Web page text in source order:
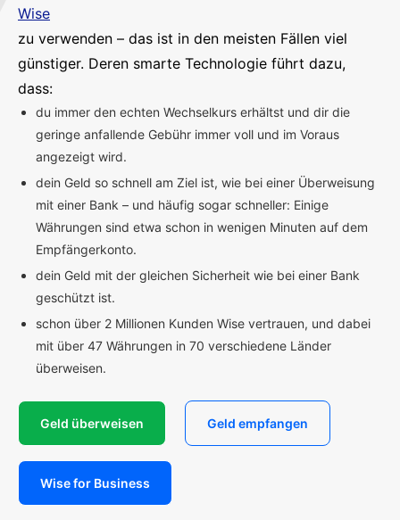
Wise
zu verwenden – das ist in den meisten Fällen viel
günstiger. Deren smarte Technologie führt dazu,
dass:
du immer den echten Wechselkurs erhältst und dir die
geringe anfallende Gebühr immer voll und im Voraus
angezeigt wird.
dein Geld so schnell am Ziel ist, wie bei einer Überweisung
mit einer Bank – und häufig sogar schneller: Einige
Währungen sind etwa schon in wenigen Minuten auf dem
Empfängerkonto.
dein Geld mit der gleichen Sicherheit wie bei einer Bank
geschützt ist.
schon über 2 Millionen Kunden Wise vertrauen, und dabei
mit über 47 Währungen in 70 verschiedene Länder
überweisen.
Geld überweisen Geld empfangen
Wise for Business